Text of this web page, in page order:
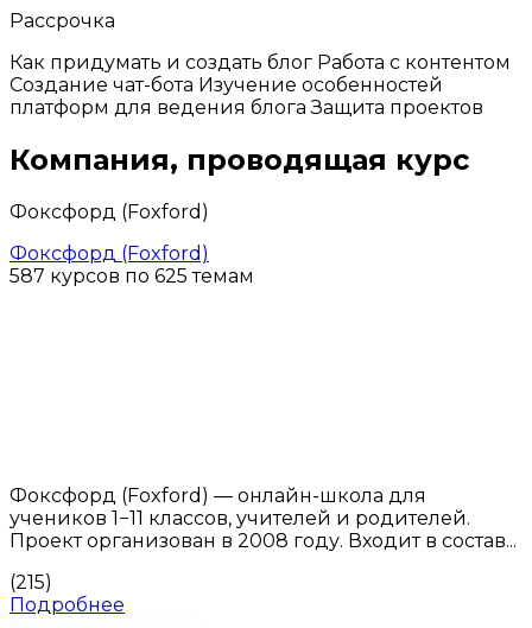
Рассрочка
Как придумать и создать блог Работа с контентом
Создание чат-бота Изучение особенностей
платформ для ведения блога Защита проектов
Компания, проводящая курс
Фоксфорд (Foxford)
Фоксфорд (Foxford)
587 курсов по 625 темам
Фоксфорд (Foxford) — онлайн-школа для
учеников 1−11 классов, учителей и родителей.
Проект организован в 2008 году. Входит в состав...
(215)
Подробнее